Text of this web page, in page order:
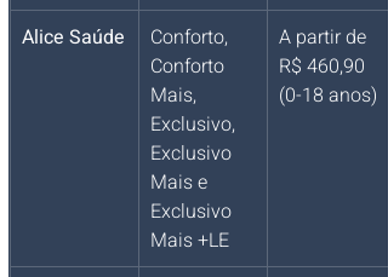
Alice Saúde
Conforto,
Conforto
Mais,
Exclusivo,
Exclusivo
Mais e
Exclusivo
Mais +LE
A partir de
R$ 460,90
(0-18 anos)